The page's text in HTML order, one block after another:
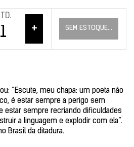
+ SEM ESTOQUE...
“Escute, meu chapa: um poeta não
é estar sempre a perigo sem
estar sempre recriando dificuldades
a linguagem e explodir com ela”.
Brasil da ditadura.